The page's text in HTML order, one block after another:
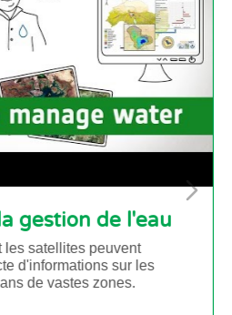
Contribuer à la gestion
Découvrez comment les satellites
contribuer à la collecte
ressources en eau dans de vastes